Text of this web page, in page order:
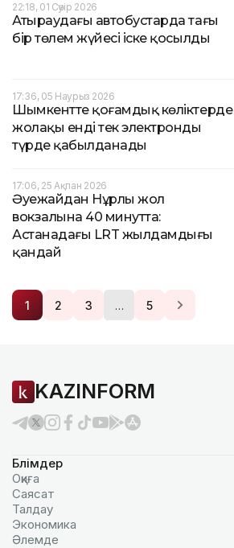
22:18, 01 Сәуір 2026
Атыраудағы автобустарда тағы
бір төлем жүйесі іске қосылды
17:36, 05 Наурыз 2026
Шымкентте қоғамдық көліктерде
жолақы енді тек электронды
түрде қабылданады
17:06, 25 Ақпан 2026
Әуежайдан Нұрлы жол
вокзалына 40 минутта:
Астанадағы LRT жылдамдығы
қандай
1 2 3 … 5
KAZINFORM
Бөлімдер
Оқиға
Саясат
Талдау
Экономика
Әлемде